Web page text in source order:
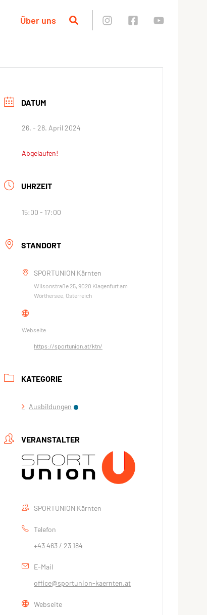
Über uns
DATUM
26. - 28. April 2024
Abgelaufen!
UHRZEIT
15:00 - 17:00
STANDORT
SPORTUNION Kärnten
Wilsonstraße 25, 9020 Klagenfurt am
Wörthersee, Österreich
Webseite
https://sportunion.at/ktn/
KATEGORIE
Ausbildungen
VERANSTALTER
SPORTUNION Kärnten
Telefon
+43 463 / 23 184
E-Mail
office@sportunion-kaernten.at
Webseite